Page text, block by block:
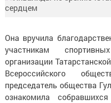
Она вручила
участникам
организации
Всероссийского
председатель общества
ознакомила